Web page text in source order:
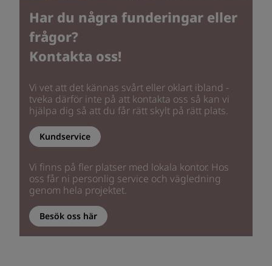
Har du några funderingar eller
frågor?
Kontakta oss!
Vi vet att det kännas svårt eller oklart ibland -
tveka därför inte på att kontakta oss så kan vi
hjälpa dig så att du får rätt skylt på rätt plats.
Kundservice
Vi finns på fler platser med lokala kontor. Hos
oss får ni personlig service och vägledning
genom hela projektet.
Besök oss här